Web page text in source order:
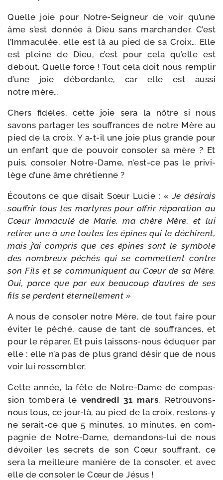
Quelle joie pour Notre-​Seigneur de voir qu’une
âme s’est don­née à Dieu sans mar­chan­der. C’est
l’Immaculée, elle est là au pied de sa Croix… Elle
est pleine de Dieu, c’est pour cela qu’elle est
debout. Quelle force ! Tout cela doit nous rem­plir
d’une joie débor­dante, car elle est aus­si
notre mère…
Chers fidèles, cette joie sera la nôtre si nous
savons par­ta­ger les souf­frances de notre Mère au
pied de la croix. Y a‑t-​il une joie plus grande pour
un enfant que de pou­voir conso­ler sa mère ? Et
puis, conso­ler Notre-​Dame, n’est-ce pas le pri­vi­
lège d’une âme chrétienne ?
Écoutons ce que disait Sœur Lucie : « Je dési­rais
souf­frir tous les mar­tyres pour offrir répa­ra­tion au
Cœur Immaculé de Marie, ma chère Mère, et lui
reti­rer une à une toutes les épines qui le déchirent,
mais j’ai com­pris que ces épines sont le sym­bole
des nom­breux péchés qui se com­mettent contre
son Fils et se com­mu­niquent au Cœur de sa Mère.
Oui, parce que par eux beau­coup d’autres de ses
fils se perdent éternellement »
A nous de conso­ler notre Mère, de tout faire pour
évi­ter le péché, cause de tant de souf­frances, et
pour le répa­rer. Et puis laissons-​nous édu­quer par
elle : elle n’a pas de plus grand désir que de nous
voir lui ressembler.
Cette année, la fête de Notre-​Dame de com­pas­
sion tom­be­ra leven­dre­di 31 mars. Retrouvons-​
nous tous, ce jour-​là, au pied de la croix, restons‑y
ne serait-​ce que 5 minutes, 10 minutes, en com­
pa­gnie de Notre-​Dame, demandons-​lui de nous
dévoi­ler les secrets de son Cœur souf­frant, ce
sera la meilleure manière de la conso­ler, et avec
elle de conso­ler le Cœur de Jésus !